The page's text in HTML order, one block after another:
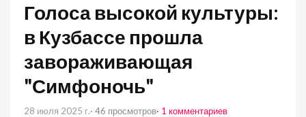
Голоса высокой культуры:
в Кузбассе прошла
завораживающая
"Симфоночь"
28 июля 2025 г.· 46 просмотров· 1 комментариев